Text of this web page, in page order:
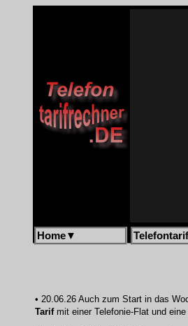
Home▼
• 20.06.26 Auch zum Start in das
Tarifmit einer Telefonie-Flat und